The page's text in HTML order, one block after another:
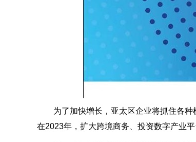
为了加快增长，亚太区企业将抓住各种
在2023年，扩大跨境商务、投资数字产业